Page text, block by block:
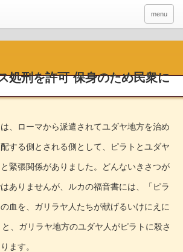
menu
処刑を許可 保身のため民衆に
、ローマから派遣されてユダヤ地方を治め
する側とされる側として、ピラトとユダヤ
緊張関係がありました。どんないきさつが
ありませんが、ルカの福音書には、「ピラ
血を、ガリラヤ人たちが献げるいけにえに
、ガリラヤ地方のユダヤ人がピラトに殺さ
ます。